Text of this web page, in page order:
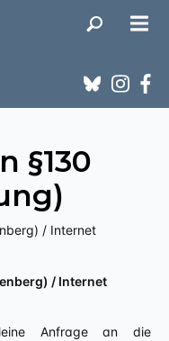
§130
/ Internet
/ Internet
Anfrage an die